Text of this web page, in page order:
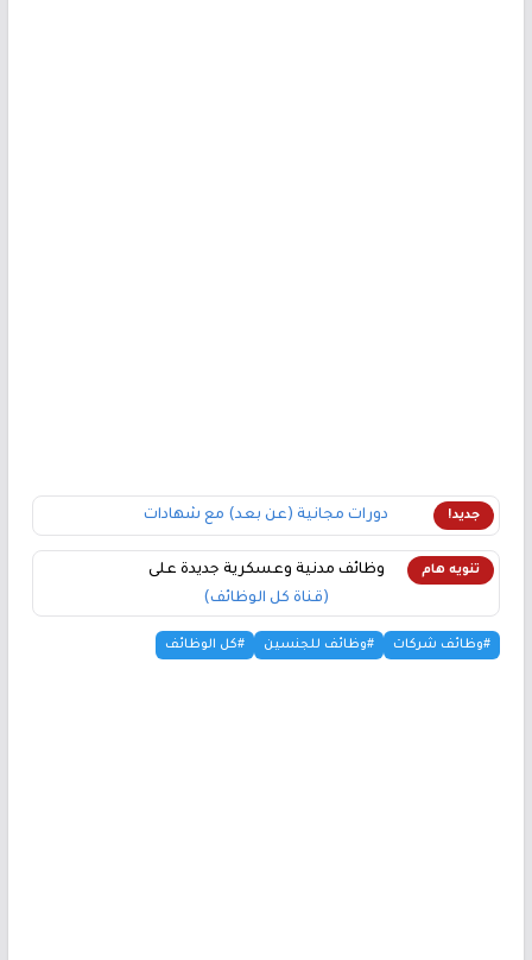
جديد! دورات مجانية (عن بعد) مع شهادات
تنويه هام
وظائف مدنية وعسكرية جديدة على
(قناة كل الوظائف)
#وظائف شركات #وظائف للجنسين #كل الوظائف